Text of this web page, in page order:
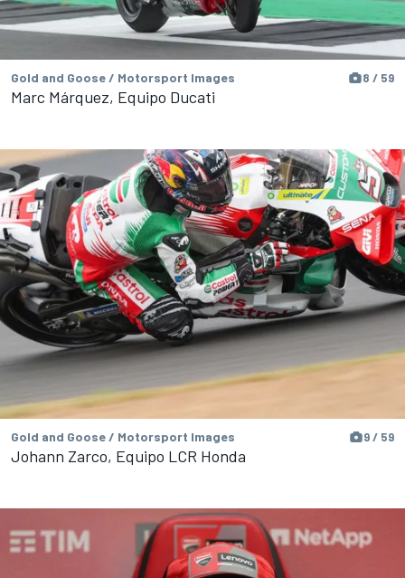
Gold and Goose / Motorsport Images 8 / 59
Marc Márquez, Equipo Ducati
Gold and Goose / Motorsport Images 9 / 59
Johann Zarco, Equipo LCR Honda